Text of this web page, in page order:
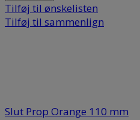
Tilføj til ønskelisten
Tilføj til sammenlign
Slut Prop Orange 110 mm